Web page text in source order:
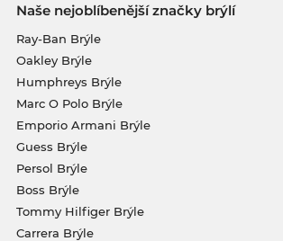
Naše nejoblíbenější značky brýlí
Ray-Ban Brýle
Oakley Brýle
Humphreys Brýle
Marc O Polo Brýle
Emporio Armani Brýle
Guess Brýle
Persol Brýle
Boss Brýle
Tommy Hilfiger Brýle
Carrera Brýle